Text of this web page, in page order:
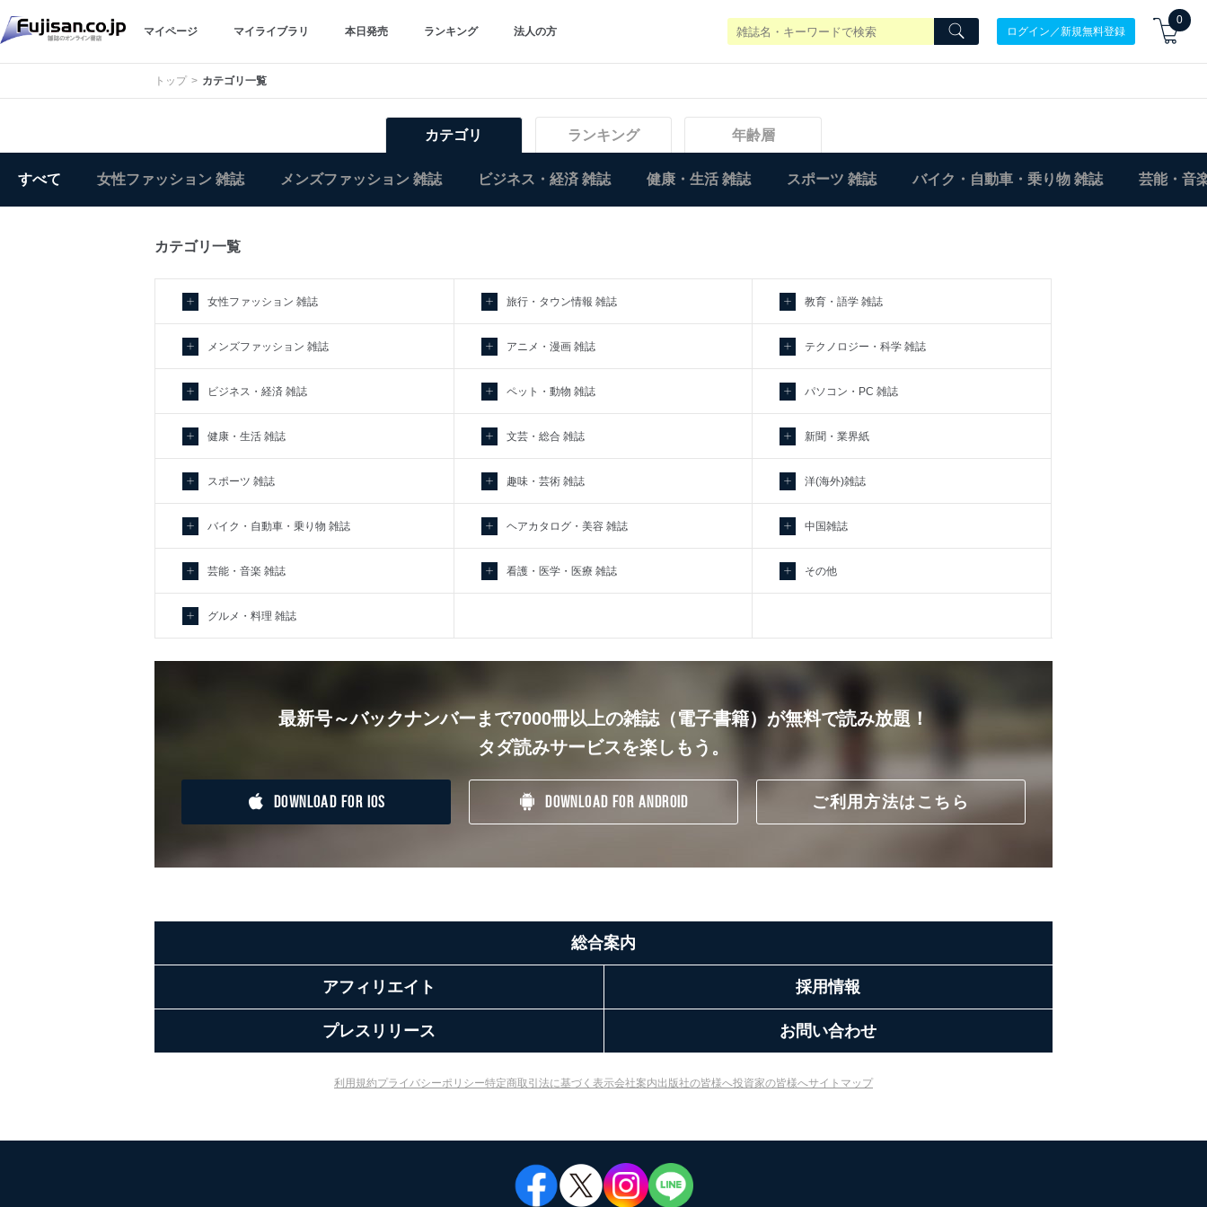
マイページ マイライブラリ 本日発売 ランキング 法人の方 ログイン／新規無料登録
0
トップ カテゴリ一覧
カテゴリ ランキング 年齢層
すべて 女性ファッション 雑誌 メンズファッション 雑誌 ビジネス・経済 雑誌 健康・生活 雑誌 スポーツ 雑誌 バイク・自動車・乗り物 雑誌 芸能・音
カテゴリ一覧
女性ファッション 雑誌
メンズファッション 雑誌
ビジネス・経済 雑誌
健康・生活 雑誌
スポーツ 雑誌
バイク・自動車・乗り物 雑誌
芸能・音楽 雑誌
グルメ・料理 雑誌
旅行・タウン情報 雑誌
アニメ・漫画 雑誌
ペット・動物 雑誌
文芸・総合 雑誌
趣味・芸術 雑誌
ヘアカタログ・美容 雑誌
看護・医学・医療 雑誌
教育・語学 雑誌
テクノロジー・科学 雑誌
パソコン・PC 雑誌
新聞・業界紙
洋(海外)雑誌
中国雑誌
その他
最新号～バックナンバーまで7000冊以上の雑誌（電子書籍）が無料で読み放題！
タダ読みサービスを楽しもう。
DOWNLOAD FOR IOS DOWNLOAD FOR ANDROID ご利用方法はこちら
総合案内
アフィリエイト 採用情報
プレスリリース お問い合わせ
利用規約プライバシーポリシー特定商取引法に基づく表示会社案内出版社の皆様へ投資家の皆様へサイトマップ